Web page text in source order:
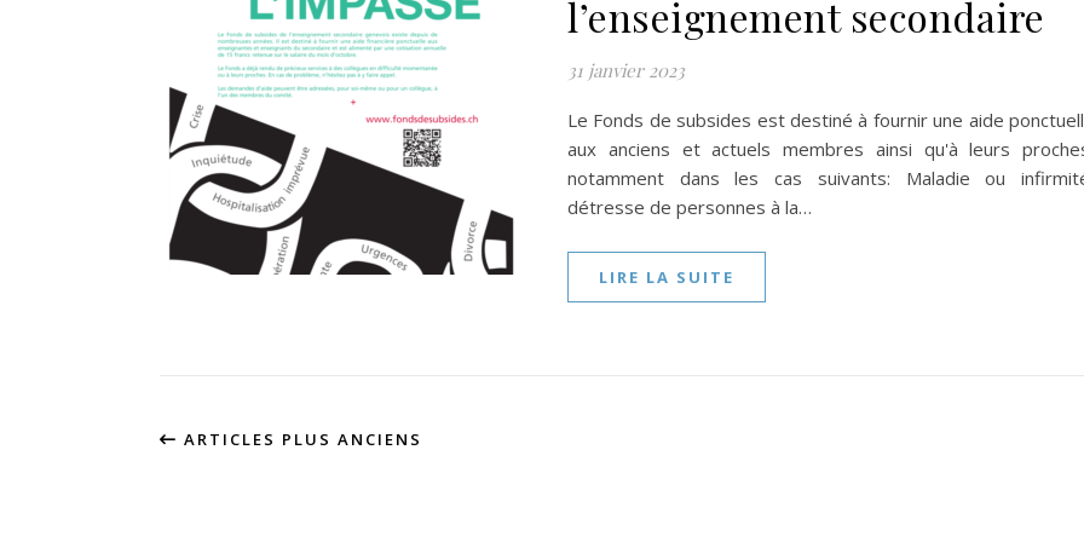
l’enseignement secondaire
31 janvier 2023
Le Fonds de subsides est destiné à fournir une aide
aux anciens et actuels membres ainsi qu'à leurs
notamment dans les cas suivants: Maladie ou
détresse de personnes à la…
LIRE LA SUITE
ARTICLES PLUS ANCIENS